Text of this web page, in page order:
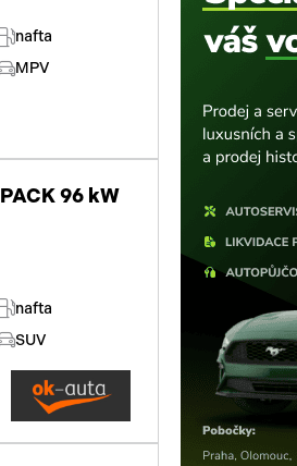
Pracovní stroje
Příslušenství
nafta
MPV
96 kW
nafta
SUV